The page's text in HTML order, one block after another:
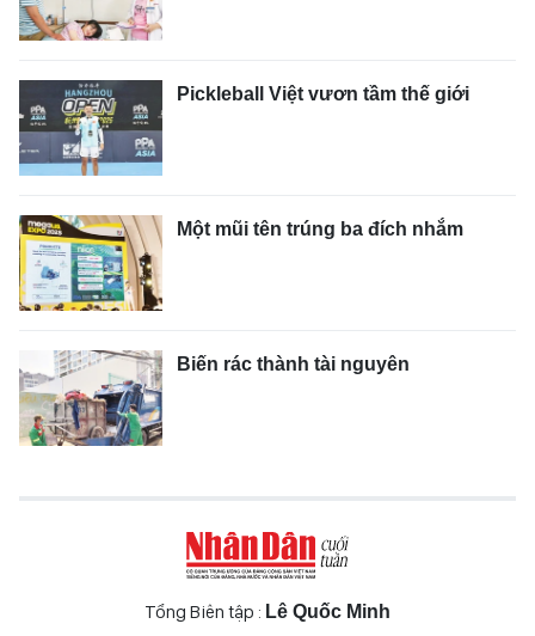
Pickleball Việt vươn tầm thế giới
Một mũi tên trúng ba đích nhắm
Biến rác thành tài nguyên
Tổng Biên tập : Lê Quốc Minh